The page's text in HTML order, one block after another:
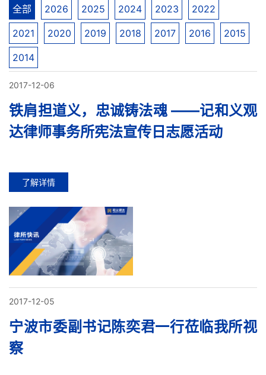
全部 2026 2025 2024 2023 2022
2021 2020 2019 2018 2017 2016 2015
2014
2017-12-06
铁肩担道义，忠诚铸法魂 ——记和义观
达律师事务所宪法宣传日志愿活动
了解详情
2017-12-05
宁波市委副书记陈奕君一行莅临我所视
察